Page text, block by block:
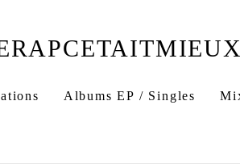
Albums EP / Singles